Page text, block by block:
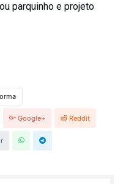
parquinho e projeto
Google+ Reddit